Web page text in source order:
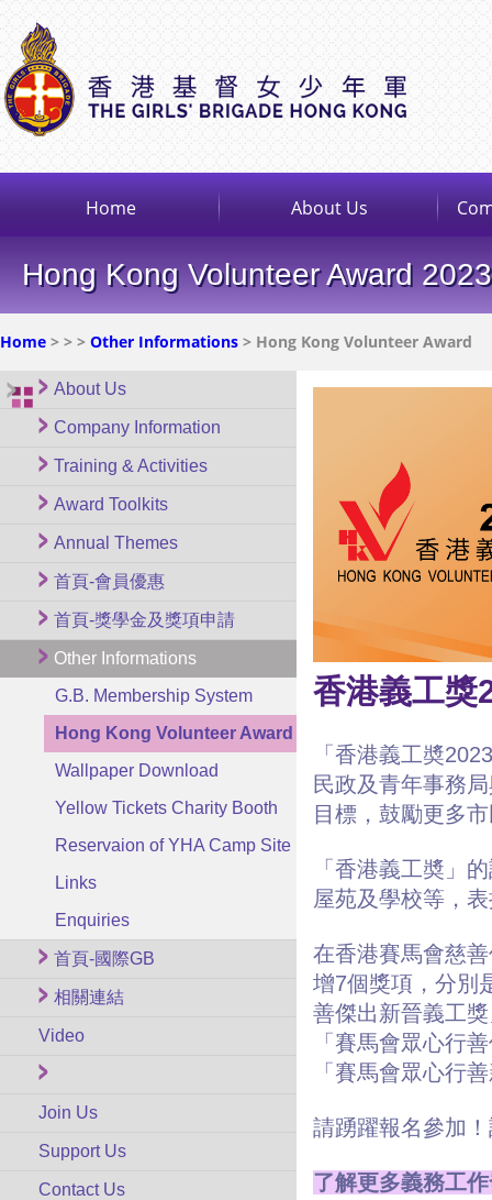
Home About Us
Hong Kong Volunteer Award 2023
Home > > > Other Informations > Hong Kong Volunteer Award
About Us
Company Information
Training & Activities
Award Toolkits
Annual Themes
首頁-會員優惠
首頁-獎學金及獎項申請
Other Informations
G.B. Membership System
Hong Kong Volunteer Award
Wallpaper Download
Yellow Tickets Charity Booth
Reservaion of YHA Camp Site
Links
Enquiries
首頁-國際GB
相關連結
Video
Join Us
Support Us
Contact Us
香港義工獎
「香港義工奬
民政及青年事務
目標，鼓勵更多
「香港義工奬」
屋苑及學校等，
在香港賽馬會慈
增7個獎項，分別
善傑出新晉義工
「賽馬會眾心行
「賽馬會眾心行
請踴躍報名參加
了解更多義務工